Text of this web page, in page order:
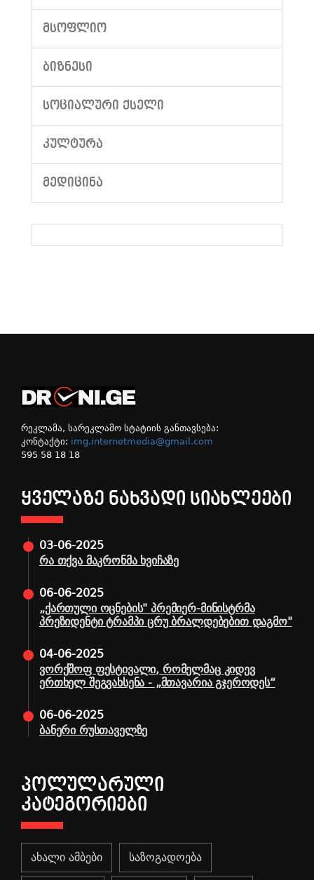
ᲛᲡᲝᲤᲚᲘᲝ
ᲑᲘᲖᲜᲔᲡᲘ
ᲡᲝᲪᲘᲐᲚᲣᲠᲘ ᲥᲡᲔᲚᲘ
ᲙᲣᲚᲢᲣᲠᲐ
ᲛᲔᲓᲘᲪᲘᲜᲐ
რეკლამა, სარეკლამო სტატიის განთავსება:
კონტაქტი: img.internetmedia@gmail.com
595 58 18 18
ᲧᲕᲔᲚᲐᲖᲔ ᲜᲐᲮᲕᲐᲓᲘ ᲡᲘᲐᲮᲚᲔᲔᲑᲘ
03-06-2025
რა თქვა მაკრონმა ხვიჩაზე
06-06-2025
„ქართული ოცნების" პრემიერ-მინისტრმა
პრეზიდენტი ტრამპი ცრუ ბრალდებებით დაგმო"
04-06-2025
ვორქშოფ ფესტივალი, რომელმაც კიდევ
ერთხელ შეგვახსენა - „მთავარია გჯეროდეს“
06-06-2025
ბანერი რუსთაველზე
ᲞᲝᲚᲣᲚᲐᲠᲣᲚᲘ
ᲙᲐᲢᲔᲒᲝᲠᲘᲔᲑᲘ
ახალი ამბები საზოგადოება